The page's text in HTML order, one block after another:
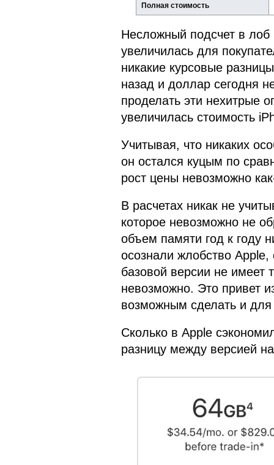
Полная стоимость
Несложный подсчет в лоб
увеличилась для
никакие курсовые
назад и доллар сегодня
проделать эти нехитрые
увеличилась стоимость
Учитывая, что никаких
он остался куцым по
рост цены невозможно
В расчетах никак не
которое невозможно не
объем памяти год к году
осознали жлобство
базовой версии не имеет
невозможно. Это привет
возможным сделать и для
Сколько в Apple
разницу между версией